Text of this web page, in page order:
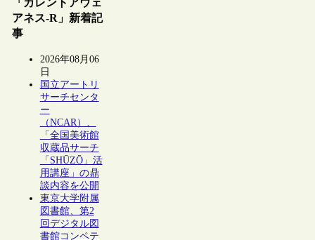
「カレントアウェ
アネス-R」新着記
事
2026年08月06
日
国立アートリ
サーチセンタ
ー
（NCAR）、
「全国美術館
収蔵品サーチ
「SHŪZŌ」活
用講座」の鼎
談内容を公開
東京大学附属
図書館、第2
回デジタル図
書館コンペテ